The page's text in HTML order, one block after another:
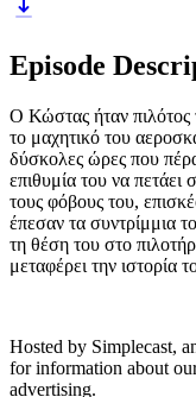
Episode
O Κώστας ήταν πιλότος
το μαχητικό του
δύσκολες ώρες που
επιθυμία του να
τους φόβους του,
έπεσαν τα συντρίμμια
τη θέση του στο
μεταφέρει την ιστορία
Hosted by Simplecast,
for information about
advertising.